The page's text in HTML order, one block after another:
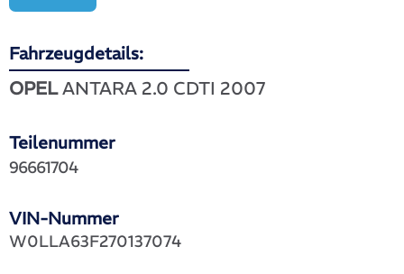
Fahrzeugdetails:
OPELANTARA 2.0 CDTI 2007
Teilenummer
VIN-Nummer
96661704
W0LLA63F270137074